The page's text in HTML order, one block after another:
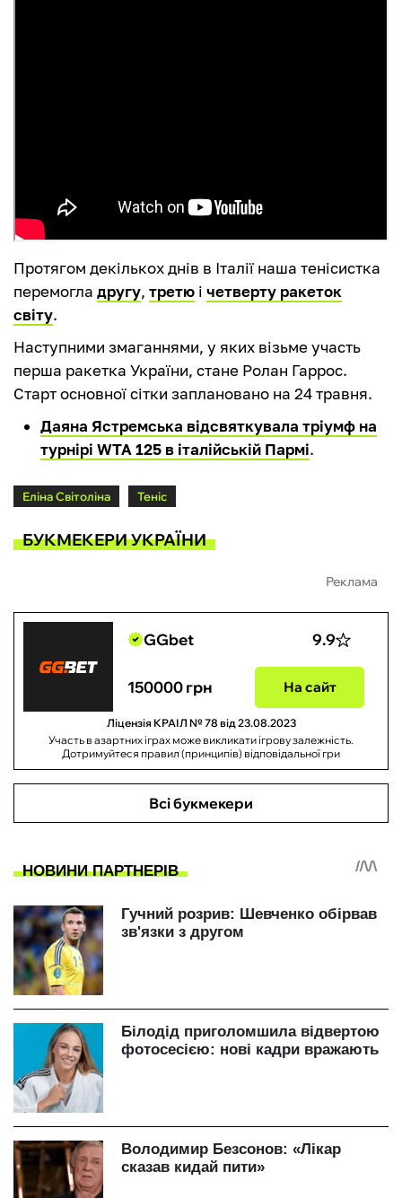
Протягом декількох днів в Італії наша тенісистка
перемогла другу, третю і четверту ракеток
світу.
Наступними змаганнями, у яких візьме участь
перша ракетка України, стане Ролан Гаррос.
Старт основної сітки заплановано на 24 травня.
Даяна Ястремська відсвяткувала тріумф на
турнірі WTA 125 в італійській Пармі.
Еліна Світоліна Теніс
БУКМЕКЕРИ УКРАЇНИ
Реклама
GGbet 9.9
150000 грн На сайт
Ліцензія КРАІЛ № 78 від 23.08.2023
Участь в азартних іграх може викликати ігрову залежність.
Дотримуйтеся правил (принципів) відповідальної гри
Всі букмекери